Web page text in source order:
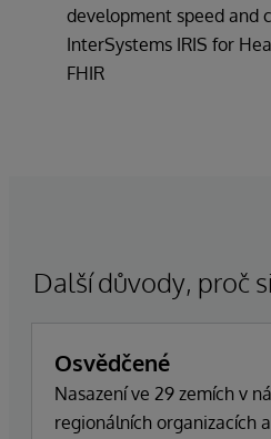
development speed and
InterSystems IRIS for
FHIR
Další důvody, proč
Osvědčené
Nasazení ve 29 zemích v
regionálních organizacích